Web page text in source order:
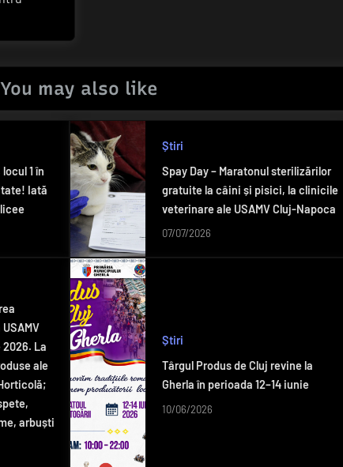
You may also like
1 în
Iată
Știri
Spay Day – Maratonul sterilizărilor
gratuite la câini și pisici, la clinicile
veterinare ale USAMV Cluj-Napoca
07/07/2026
2026. La
ale
arbuști
Știri
Târgul Produs de Cluj revine la
Gherla în perioada 12–14 iunie
10/06/2026